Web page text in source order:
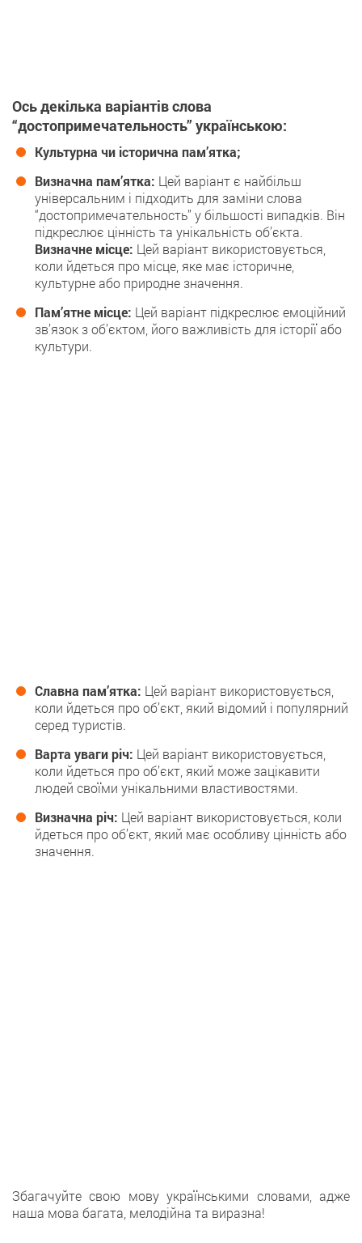
Ось декілька варіантів слова
“достопримечательность” українською:
Культурна чи історична пам’ятка;
Визначна пам’ятка: Цей варіант є найбільш
універсальним і підходить для заміни слова
“достопримечательность” у більшості випадків. Він
підкреслює цінність та унікальність об’єкта.
Визначне місце: Цей варіант використовується,
коли йдеться про місце, яке має історичне,
культурне або природне значення.
Пам’ятне місце: Цей варіант підкреслює емоційний
зв’язок з об’єктом, його важливість для історії або
культури.
Славна пам’ятка: Цей варіант використовується,
коли йдеться про об’єкт, який відомий і популярний
серед туристів.
Варта уваги річ: Цей варіант використовується,
коли йдеться про об’єкт, який може зацікавити
людей своїми унікальними властивостями.
Визначна річ: Цей варіант використовується, коли
йдеться про об’єкт, який має особливу цінність або
значення.
Збагачуйте свою мову українськими словами, адже
наша мова багата, мелодійна та виразна!